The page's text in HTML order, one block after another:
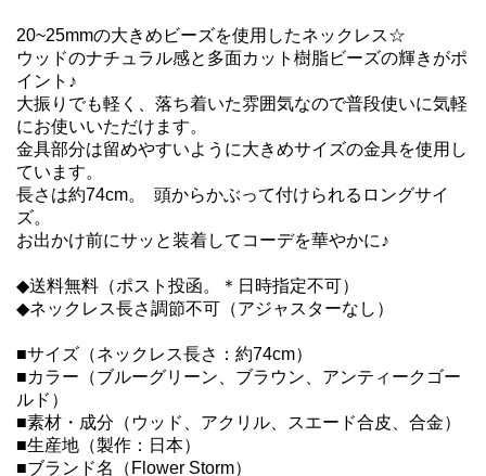
20~25mmの大きめビーズを使用したネックレス☆
ウッドのナチュラル感と多面カット樹脂ビーズの輝きがポ
イント♪
大振りでも軽く、落ち着いた雰囲気なので普段使いに気軽
にお使いいただけます。
金具部分は留めやすいように大きめサイズの金具を使用し
ています。
長さは約74cm。 頭からかぶって付けられるロングサイ
ズ。
お出かけ前にサッと装着してコーデを華やかに♪
◆送料無料（ポスト投函。＊日時指定不可）
◆ネックレス長さ調節不可（アジャスターなし）
■サイズ（ネックレス長さ：約74cm）
■カラー（ブルーグリーン、ブラウン、アンティークゴー
ルド）
■素材・成分（ウッド、アクリル、スエード合皮、合金）
■生産地（製作：日本）
■ブランド名（Flower Storm）